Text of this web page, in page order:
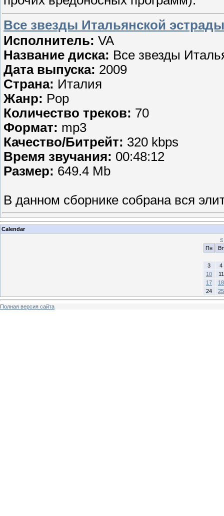
Все звезды Итальянской
Исполнитель: VA
Название диска: Все звезды
Дата выпуска: 2009
Страна: Италия
Жанр: Pop
Количество треков: 70
Формат: mp3
Качество/Битрейт: 320 kbps
Время звучания: 00:48:12
Размер: 649.4 Mb
В данном сборнике собрана вся
Calendar
«
Пн
Вт
3
4
10
11
17
18
24
25
Полная версия сайта